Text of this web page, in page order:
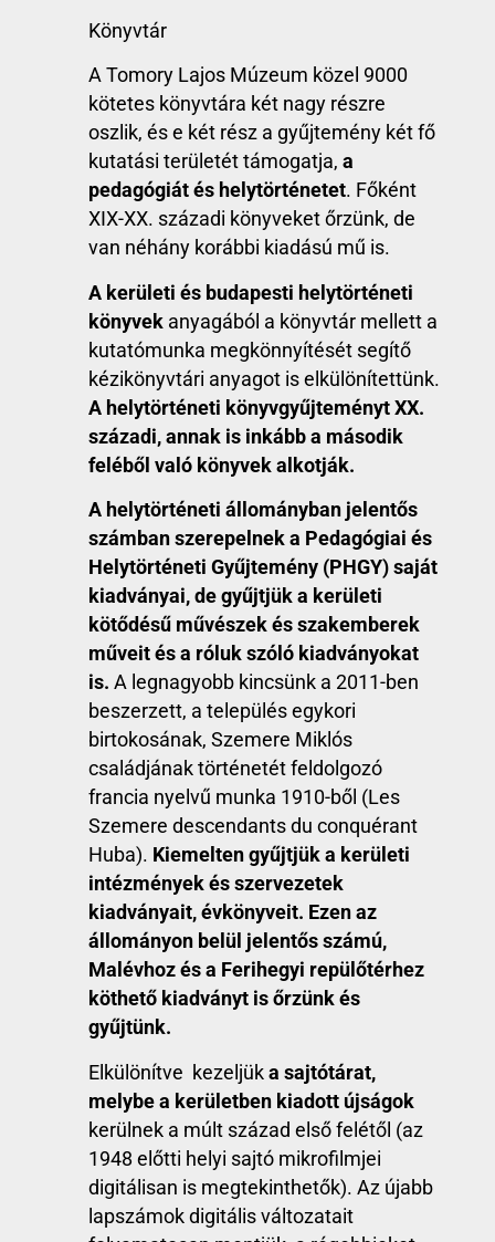
Könyvtár
A Tomory Lajos Múzeum közel 9000
kötetes könyvtára két nagy részre
oszlik, és e két rész a gyűjtemény két fő
kutatási területét támogatja, a
pedagógiát és helytörténetet. Főként
XIX-XX. századi könyveket őrzünk, de
van néhány korábbi kiadású mű is.
A kerületi és budapesti helytörténeti
könyvek anyagából a könyvtár mellett a
kutatómunka megkönnyítését segítő
kézikönyvtári anyagot is elkülönítettünk.
A helytörténeti könyvgyűjteményt XX.
századi, annak is inkább a második
feléből való könyvek alkotják.
A helytörténeti állományban jelentős
számban szerepelnek a Pedagógiai és
Helytörténeti Gyűjtemény (PHGY) saját
kiadványai, de gyűjtjük a kerületi
kötődésű művészek és szakemberek
műveit és a róluk szóló kiadványokat
is. A legnagyobb kincsünk a 2011-ben
beszerzett, a település egykori
birtokosának, Szemere Miklós
családjának történetét feldolgozó
francia nyelvű munka 1910-ből (Les
Szemere descendants du conquérant
Huba). Kiemelten gyűjtjük a kerületi
intézmények és szervezetek
kiadványait, évkönyveit. Ezen az
állományon belül jelentős számú,
Malévhoz és a Ferihegyi repülőtérhez
köthető kiadványt is őrzünk és
gyűjtünk.
Elkülönítve kezeljük a sajtótárat,
melybe a kerületben kiadott újságok
kerülnek a múlt század első felétől (az
1948 előtti helyi sajtó mikrofilmjei
digitálisan is megtekinthetők). Az újabb
lapszámok digitális változatait